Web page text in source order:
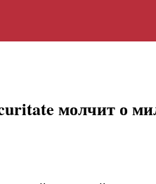
молчит о